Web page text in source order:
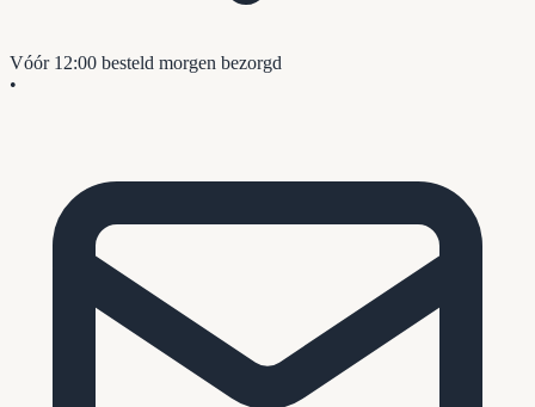
Vóór 12:00 besteld morgen bezorgd
•